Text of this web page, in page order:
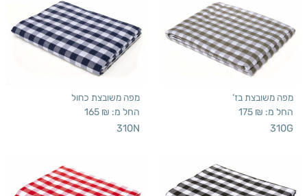
מפה משובצת בז’
החל מ: 175 ₪
310G
מפה משובצת כחול
החל מ: 165 ₪
310N